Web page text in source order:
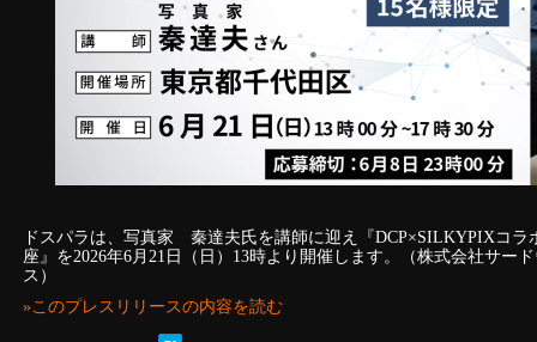
ドスパラは、写真家 秦達夫氏を講師に迎え『DCP×SILKYPIXコ
座』を2026年6月21日（日）13時より開催します。（株式会社サ
ス）
»このプレスリリースの内容を読む